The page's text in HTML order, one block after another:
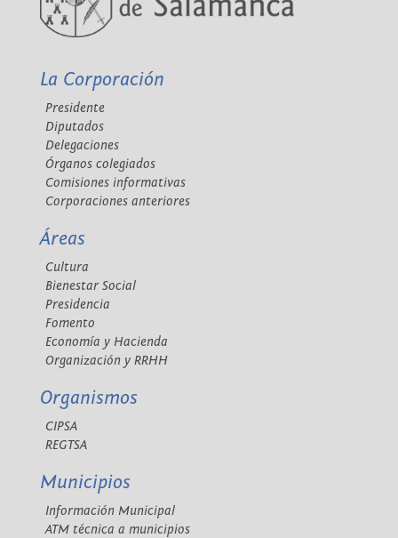
La Corporación
Presidente
Diputados
Delegaciones
Órganos colegiados
Comisiones informativas
Corporaciones anteriores
Áreas
Cultura
Bienestar Social
Presidencia
Fomento
Economía y Hacienda
Organización y RRHH
Organismos
CIPSA
REGTSA
Municipios
Información Municipal
ATM técnica a municipios